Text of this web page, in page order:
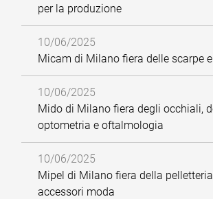
per la produzione
10/06/2025
Micam di Milano fiera delle scarpe
10/06/2025
Mido di Milano fiera degli occhiali,
optometria e oftalmologia
10/06/2025
Mipel di Milano fiera della
accessori moda